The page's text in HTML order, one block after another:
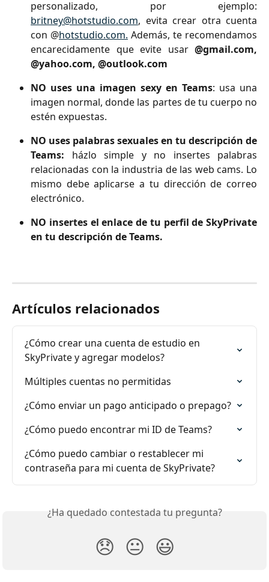
personalizado, por ejemplo:
britney@hotstudio.com, evita crear otra cuenta
con @hotstudio.com. Además, te recomendamos
encarecidamente que evite usar @gmail.com,
@yahoo.com, @outlook.com
NO uses una imagen sexy en Teams: usa una
imagen normal, donde las partes de tu cuerpo no
estén expuestas.
NO uses palabras sexuales en tu descripción de
Teams: házlo simple y no insertes palabras
relacionadas con la industria de las web cams. Lo
mismo debe aplicarse a tu dirección de correo
electrónico.
NO insertes el enlace de tu perfil de SkyPrivate
en tu descripción de Teams.
Artículos relacionados
¿Cómo crear una cuenta de estudio en
SkyPrivate y agregar modelos?
Múltiples cuentas no permitidas
¿Cómo enviar un pago anticipado o prepago?
¿Cómo puedo encontrar mi ID de Teams?
¿Cómo puedo cambiar o restablecer mi
contraseña para mi cuenta de SkyPrivate?
¿Ha quedado contestada tu pregunta?
😞 😐 😃